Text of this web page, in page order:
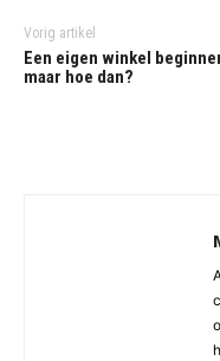
Vorig artikel
Een eigen winkel
maar hoe dan?